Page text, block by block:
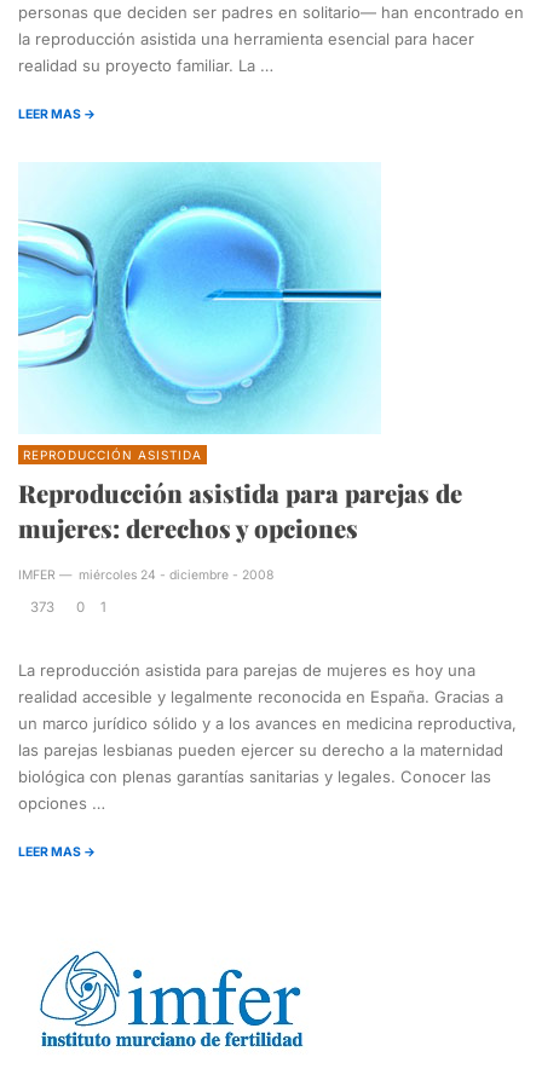
personas que deciden ser padres en solitario— han encontrado en
la reproducción asistida una herramienta esencial para hacer
realidad su proyecto familiar. La …
LEER MAS →
REPRODUCCIÓN ASISTIDA
Reproducción asistida para parejas de
mujeres: derechos y opciones
IMFER — miércoles 24 - diciembre - 2008
373 0 1
La reproducción asistida para parejas de mujeres es hoy una
realidad accesible y legalmente reconocida en España. Gracias a
un marco jurídico sólido y a los avances en medicina reproductiva,
las parejas lesbianas pueden ejercer su derecho a la maternidad
biológica con plenas garantías sanitarias y legales. Conocer las
opciones …
LEER MAS →